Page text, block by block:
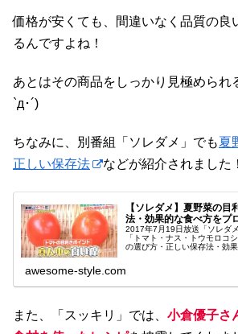
価格が安くても、間違いなく品質の良
るんですよね！
あとはその商品をしっかり見極められ
`д･´)
ちなみに、別番組「ソレダメ」でも夏
正しい保存法
などが紹介されました
【ソレダメ】夏野菜の
法・効果的な食べ方をプ
2017年7月19日放送「ソレダ
「トマト・ナス・トウモロコ
の選び方・正しい保存法・効
awesome-style.com
また、「スッキリ」では、 小倉優子さ